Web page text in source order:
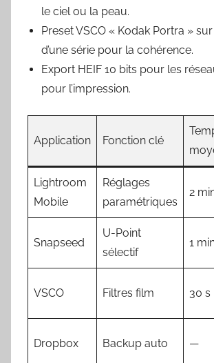
le ciel ou la peau.
Preset VSCO « Kodak Portra » sur
d’une série pour la cohérence.
Export HEIF 10 bits pour les
pour l’impression.
Application Fonction clé
Lightroom
Mobile
Réglages
paramétriques
2
Snapseed
U-Point
sélectif
1
VSCO Filtres film 30 s
Dropbox Backup auto —